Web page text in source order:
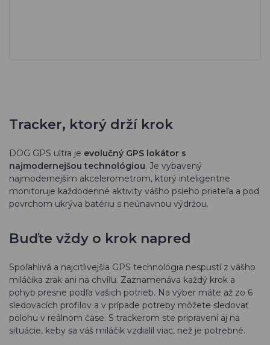
Tracker, ktorý drží krok
DOG GPS ultra je evolučný GPS lokátor s
najmodernejšou technológiou. Je vybavený
najmodernejším akcelerometrom, ktorý inteligentne
monitoruje každodenné aktivity vášho psieho priateľa a pod
povrchom ukrýva batériu s neúnavnou výdržou.
Buďte vždy o krok napred
Spoľahlivá a najcitlivejšia GPS technológia nespustí z vášho
miláčika zrak ani na chvíľu. Zaznamenáva každý krok a
pohyb presne podľa vašich potrieb. Na výber máte až zo 6
sledovacích profilov a v prípade potreby môžete sledovať
polohu v reálnom čase. S trackerom ste pripravení aj na
situácie, keby sa váš miláčik vzdialil viac, než je potrebné.